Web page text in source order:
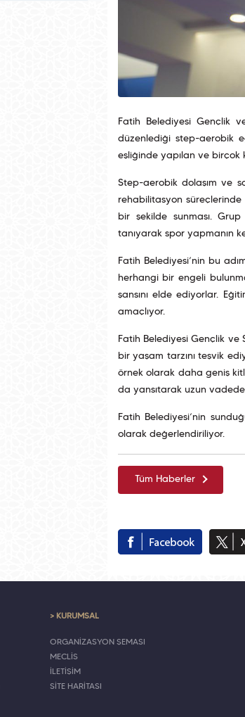
Fatih Belediyesi Gençlik
düzenlediği step-aerobik
eşliğinde yapılan ve birçok
Step-aerobik dolaşım ve
rehabilitasyon
bir şekilde sunması.
tanıyarak spor yapmanın
Fatih Belediyesi’nin bu
herhangi bir engeli
şansını elde ediyorlar.
amaçlıyor.
Fatih Belediyesi Gençlik ve
bir yaşam tarzını teşvik
örnek olarak daha geniş
da yansıtarak uzun vadede
Fatih Belediyesi’nin
olarak değerlendiriliyor.
Tüm Haberler
> KURUMSAL
ORGANİZASYON ŞEMASI
MECLİS
İLETİŞİM
SİTE HARİTASI